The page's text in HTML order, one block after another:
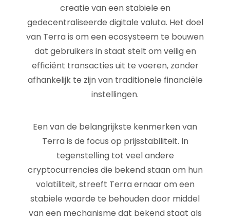
creatie van een stabiele en
gedecentraliseerde digitale valuta. Het doel
van Terra is om een ecosysteem te bouwen
dat gebruikers in staat stelt om veilig en
efficiënt transacties uit te voeren, zonder
afhankelijk te zijn van traditionele financiële
instellingen.
Een van de belangrijkste kenmerken van
Terra is de focus op prijsstabiliteit. In
tegenstelling tot veel andere
cryptocurrencies die bekend staan om hun
volatiliteit, streeft Terra ernaar om een
stabiele waarde te behouden door middel
van een mechanisme dat bekend staat als